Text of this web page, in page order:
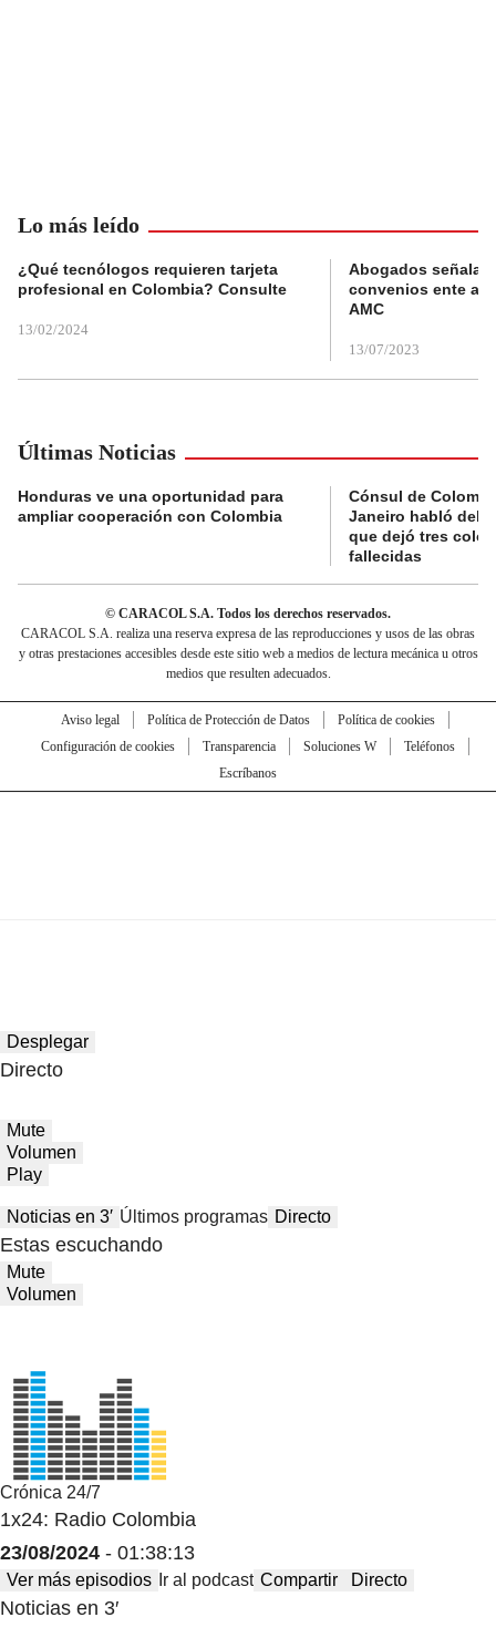
Lo más leído
¿Qué tecnólogos requieren tarjeta
profesional en Colombia? Consulte
13/02/2024
Abogados
convenios ente
AMC
13/07/2023
Últimas Noticias
Honduras ve una oportunidad para
ampliar cooperación con Colombia
Cónsul de
Janeiro habló del
que dejó tres
fallecidas
© CARACOL S.A. Todos los derechos reservados.
CARACOL S.A. realiza una reserva expresa de las reproducciones y usos de las obras
y otras prestaciones accesibles desde este sitio web a medios de lectura mecánica u otros
medios que resulten adecuados.
Aviso legal Política de Protección de Datos
Política de cookies
Configuración de cookies
Transparencia Soluciones W
Teléfonos
Escríbanos
Desplegar
Directo
Mute
Volumen
Play
Noticias en 3′ Últimos programas Directo
Estas escuchando
Mute
Volumen
Crónica 24/7
1x24: Radio Colombia
23/08/2024 - 01:38:13
Ver más episodios Ir al podcast Compartir Directo
Noticias en 3′